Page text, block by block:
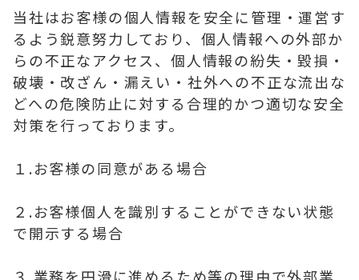
当社はお客様の個人情報を安全に管理・運営す
るよう鋭意努力しており、個人情報への外部か
らの不正なアクセス、個人情報の紛失・毀損・
破壊・改ざん・漏えい・社外への不正な流出な
どへの危険防止に対する合理的かつ適切な安全
対策を行っております。
１.お客様の同意がある場合
２.お客様個人を識別することができない状態
で開示する場合
３.業務を円滑に進めるため等の理由で外部業